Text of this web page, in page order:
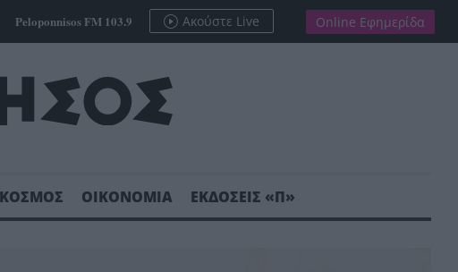
Peloponnisos FM 103.9 Ακούστε Live Online Εφημερίδα
ΚΟΣΜΟΣ ΟΙΚΟΝΟΜΙΑ ΕΚΔΟΣΕΙΣ «Π»